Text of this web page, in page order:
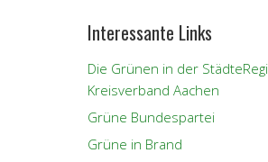
Interessante Links
Die Grünen in der
Kreisverband Aachen
Grüne Bundespartei
Grüne in Brand